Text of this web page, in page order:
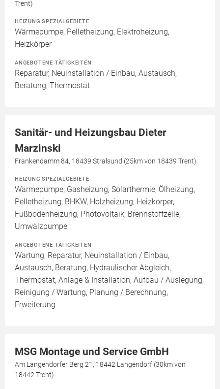
Trent)
HEIZUNG SPEZIALGEBIETE
Wärmepumpe, Pelletheizung, Elektroheizung,
Heizkörper
ANGEBOTENE TÄTIGKEITEN
Reparatur, Neuinstallation / Einbau, Austausch,
Beratung, Thermostat
Sanitär- und Heizungsbau Dieter
Marzinski
Frankendamm 84, 18439 Stralsund (25km von 18439 Trent)
HEIZUNG SPEZIALGEBIETE
Wärmepumpe, Gasheizung, Solarthermie, Ölheizung,
Pelletheizung, BHKW, Holzheizung, Heizkörper,
Fußbodenheizung, Photovoltaik, Brennstoffzelle,
Umwälzpumpe
ANGEBOTENE TÄTIGKEITEN
Wartung, Reparatur, Neuinstallation / Einbau,
Austausch, Beratung, Hydraulischer Abgleich,
Thermostat, Anlage & Installation, Aufbau / Auslegung,
Reinigung / Wartung, Planung / Berechnung,
Erweiterung
MSG Montage und Service GmbH
Am Langendorfer Berg 21, 18442 Langendorf (30km von
18442 Trent)